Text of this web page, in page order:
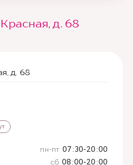
д. 68
д. 68
пн-пт 07:30-20:00
сб 08:00-20:00